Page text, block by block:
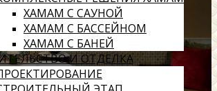
ХАМАМ С САУНОЙ
ХАМАМ С БАССЕЙНОМ
ХАМАМ С БАНЕЙ
И ОТДЕЛКА